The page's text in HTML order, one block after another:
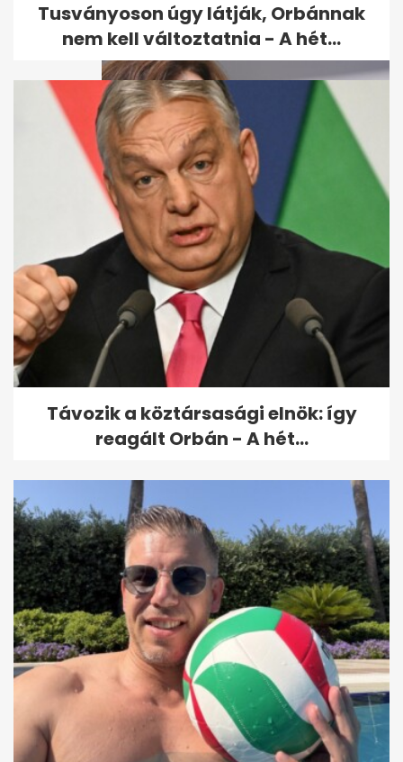
Varga Judit reagált: Orbán
bántalmazással
kapcsolatban emlegette...
Tusványoson úgy látják, Orbánnak
nem kell változtatnia - A hét...
Távozik a köztársasági elnök: így
reagált Orbán - A hét...